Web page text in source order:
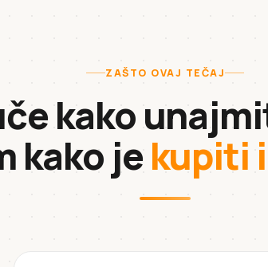
ZAŠTO OVAJ TEČAJ
kako
kako jekupiti